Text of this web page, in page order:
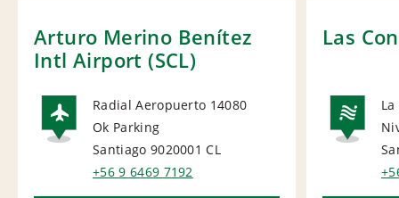
Arturo Merino Benítez
Intl Airport (SCL)
AIRPORT
Radial Aeropuerto 14080
Ok Parking
Santiago 9020001 CL
+56 9 6469 7192
Las